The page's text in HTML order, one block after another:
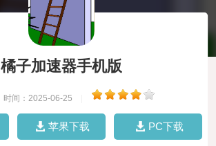
橘子加速器手机版
时间：2025-06-25
苹果下载 PC下载